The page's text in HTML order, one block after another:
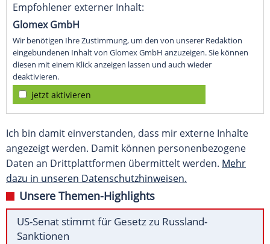
Empfohlener externer Inhalt:
Glomex GmbH
Wir benötigen Ihre Zustimmung, um den von unserer Redaktion
eingebundenen Inhalt von Glomex GmbH anzuzeigen. Sie können
diesen mit einem Klick anzeigen lassen und auch wieder
deaktivieren.
jetzt aktivieren
Ich bin damit einverstanden, dass mir externe Inhalte
angezeigt werden. Damit können personenbezogene
Daten an Drittplattformen übermittelt werden. Mehr
dazu in unseren Datenschutzhinweisen.
Unsere Themen-Highlights
US-Senat stimmt für Gesetz zu Russland-
Sanktionen